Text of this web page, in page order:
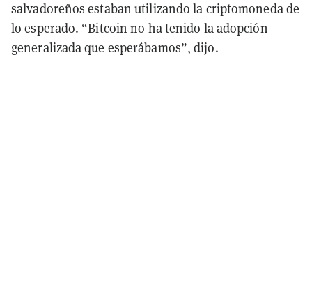
salvadoreños estaban utilizando la criptomoneda de
lo esperado. “Bitcoin no ha tenido la adopción
generalizada que esperábamos”, dijo.